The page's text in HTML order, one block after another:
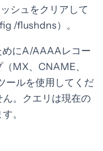
シュをクリアして
/flushdns）。
めにA/AAAAレコー
MX、CNAME、
ールを使用してくだ
。クエリは現在の
。